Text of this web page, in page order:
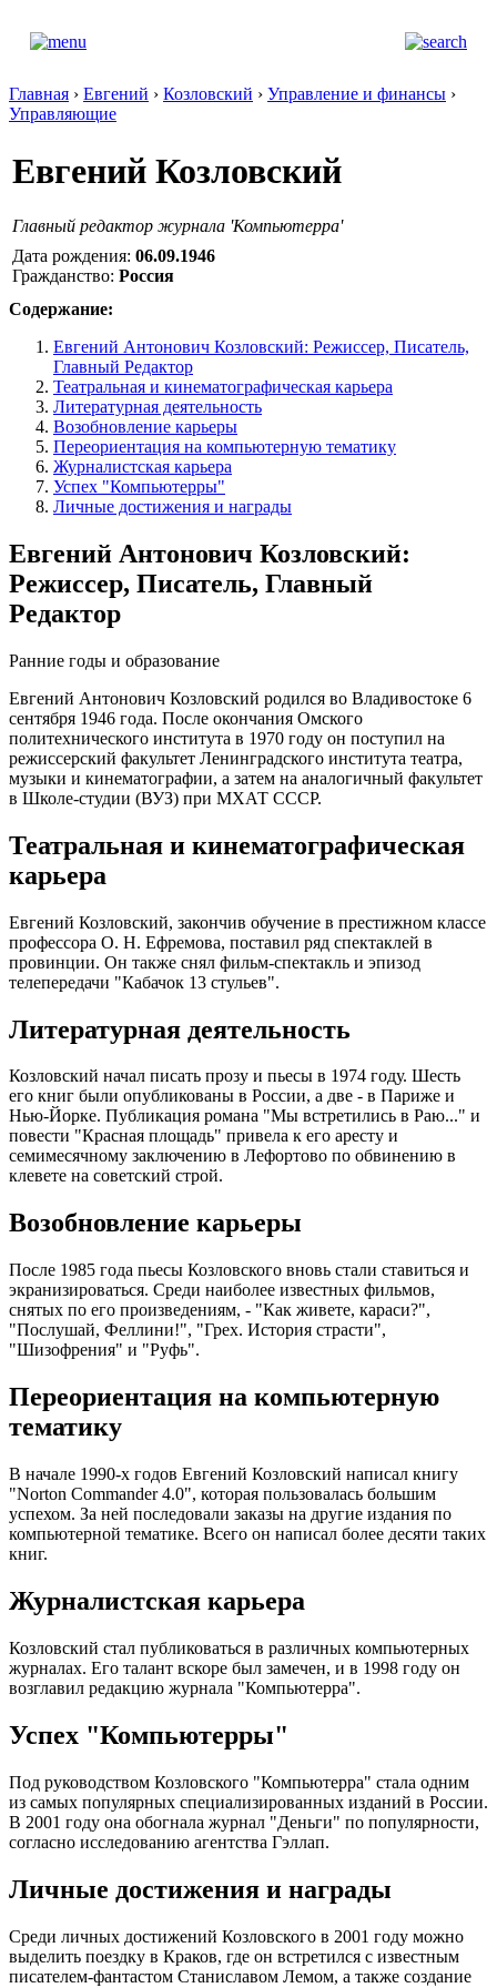
Главная › Евгений › Козловский › Управление и финансы ›
Управляющие
Евгений Козловский
Главный редактор журнала 'Компьютерра'
Дата рождения: 06.09.1946
Гражданство: Россия
Содержание:
Евгений Антонович Козловский: Режиссер, Писатель,
Главный Редактор
Театральная и кинематографическая карьера
Литературная деятельность
Возобновление карьеры
Переориентация на компьютерную тематику
Журналистская карьера
Успех "Компьютерры"
Личные достижения и награды
Евгений Антонович Козловский:
Режиссер, Писатель, Главный
Редактор
Ранние годы и образование
Евгений Антонович Козловский родился во Владивостоке 6
сентября 1946 года. После окончания Омского
политехнического института в 1970 году он поступил на
режиссерский факультет Ленинградского института театра,
музыки и кинематографии, а затем на аналогичный факультет
в Школе-студии (ВУЗ) при МХАТ СССР.
Театральная и кинематографическая
карьера
Евгений Козловский, закончив обучение в престижном классе
профессора О. Н. Ефремова, поставил ряд спектаклей в
провинции. Он также снял фильм-спектакль и эпизод
телепередачи "Кабачок 13 стульев".
Литературная деятельность
Козловский начал писать прозу и пьесы в 1974 году. Шесть
его книг были опубликованы в России, а две - в Париже и
Нью-Йорке. Публикация романа "Мы встретились в Раю..." и
повести "Красная площадь" привела к его аресту и
семимесячному заключению в Лефортово по обвинению в
клевете на советский строй.
Возобновление карьеры
После 1985 года пьесы Козловского вновь стали ставиться и
экранизироваться. Среди наиболее известных фильмов,
снятых по его произведениям, - "Как живете, караси?",
"Послушай, Феллини!", "Грех. История страсти",
"Шизофрения" и "Руфь".
Переориентация на компьютерную
тематику
В начале 1990-х годов Евгений Козловский написал книгу
"Norton Commander 4.0", которая пользовалась большим
успехом. За ней последовали заказы на другие издания по
компьютерной тематике. Всего он написал более десяти таких
книг.
Журналистская карьера
Козловский стал публиковаться в различных компьютерных
журналах. Его талант вскоре был замечен, и в 1998 году он
возглавил редакцию журнала "Компьютерра".
Успех "Компьютерры"
Под руководством Козловского "Компьютерра" стала одним
из самых популярных специализированных изданий в России.
В 2001 году она обогнала журнал "Деньги" по популярности,
согласно исследованию агентства Гэллап.
Личные достижения и награды
Среди личных достижений Козловского в 2001 году можно
выделить поездку в Краков, где он встретился с известным
писателем-фантастом Станиславом Лемом, а также создание